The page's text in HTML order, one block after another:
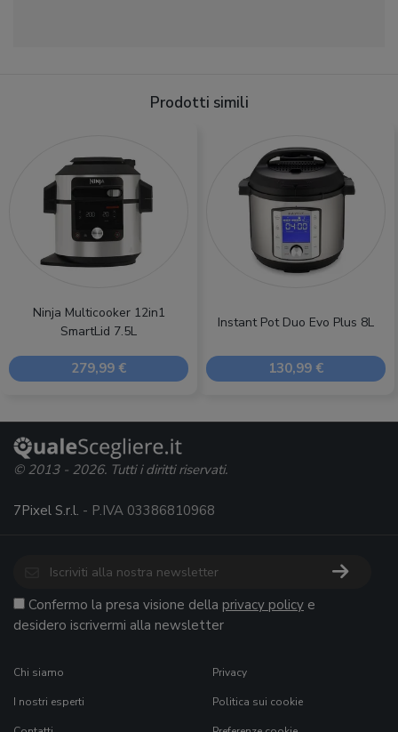
Prodotti simili
Ninja Multicooker 12in1
SmartLid 7.5L
279,99 €
Instant Pot Duo Evo Plus 8L
130,99 €
© 2013 - 2026. Tutti i diritti riservati.
7Pixel S.r.l. - P.IVA 03386810968
Confermo la presa visione della privacy policy e
desidero iscrivermi alla newsletter
Chi siamo
I nostri esperti
Privacy
Politica sui cookie